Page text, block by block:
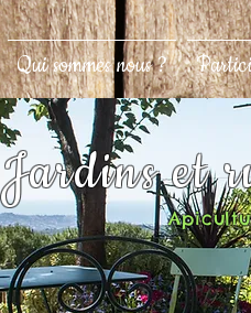
Qui sommes nous ?
Jardins et